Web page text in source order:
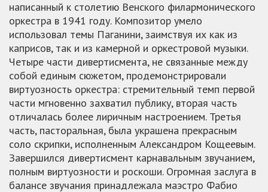
написанный к столетию Венского филармонического
оркестра в 1941 году. Композитор умело
использовал темы Паганини, заимствуя их как из
каприсов, так и из камерной и оркестровой музыки.
Четыре части дивертисмента, не связанные между
собой единым сюжетом, продемонстрировали
виртуозность оркестра: стремительный темп первой
части мгновенно захватил публику, вторая часть
отличалась более лиричным настроением. Третья
часть, пасторальная, была украшена прекрасным
соло скрипки, исполненным Александром Кощеевым.
Завершился дивертисмент карнавальным звучанием,
полным виртуозности и роскоши. Огромная заслуга в
балансе звучания принадлежала маэстро Фабио